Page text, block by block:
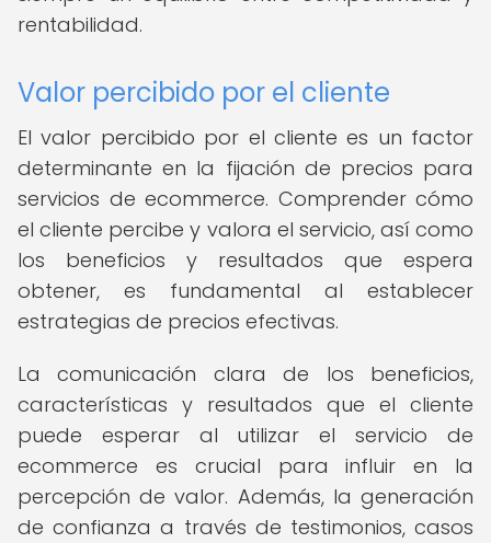
rentabilidad.
Valor percibido por el cliente
El valor percibido por el cliente es un factor
determinante en la fijación de precios para
servicios de ecommerce. Comprender cómo
el cliente percibe y valora el servicio, así como
los beneficios y resultados que espera
obtener, es fundamental al establecer
estrategias de precios efectivas.
La comunicación clara de los beneficios,
características y resultados que el cliente
puede esperar al utilizar el servicio de
ecommerce es crucial para influir en la
percepción de valor. Además, la generación
de confianza a través de testimonios, casos